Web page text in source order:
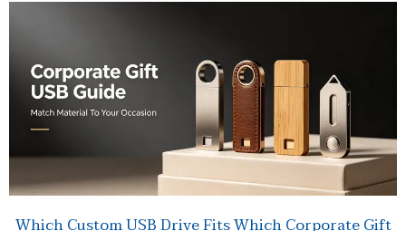
Which Custom USB Drive Fits Which Corporate Gift